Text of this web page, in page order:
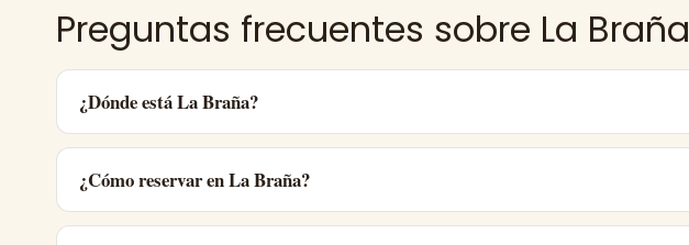
Preguntas frecuentes sobre La Braña
¿Dónde está La Braña?
¿Cómo reservar en La Braña?